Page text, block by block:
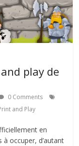
play de
0 Comments
and Play
en
occuper, d’autant